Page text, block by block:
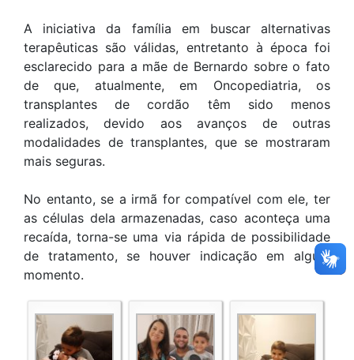
A iniciativa da família em buscar alternativas
terapêuticas são válidas, entretanto à época foi
esclarecido para a mãe de Bernardo sobre o fato
de que, atualmente, em Oncopediatria, os
transplantes de cordão têm sido menos
realizados, devido aos avanços de outras
modalidades de transplantes, que se mostraram
mais seguras.
No entanto, se a irmã for compatível com ele, ter
as células dela armazenadas, caso aconteça uma
recaída, torna-se uma via rápida de possibilidade
de tratamento, se houver indicação em algum
momento.